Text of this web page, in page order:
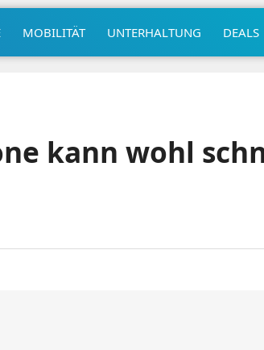
MOBILITÄT UNTERHALTUNG DEALS
kann wohl